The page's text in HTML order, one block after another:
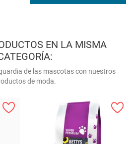
EN LA MISMA
de las mascotas con nuestros
de moda.